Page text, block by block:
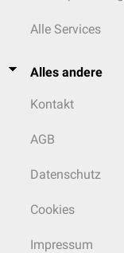
Alle Services
Alles andere
Kontakt
AGB
Datenschutz
Cookies
Impressum